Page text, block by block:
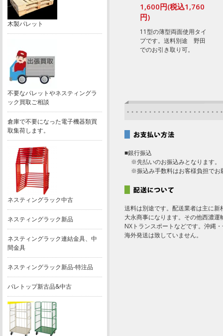
1,600円(税込1,760
円)
11型の薄型両面使用タイ
プです。送料別途 野田
でのお引き取り可。
■銀行振込
※先払いのお振込みとなります。
※振込み手数料はお客様負担でお
送料は別途です。配送業者は主に
大永商事になります。その他西濃
NXトランスポートなどです。沖縄
海外発送は致していません。
木製パレット
不要なパレットやネスティングラ
ック買取ご相談
倉庫で不要になった電子機器類買
取集荷します。
ネスティングラック中古
ネスティングラック新品
ネスティングラック連結金具、中
間金具
ネスティングラック新品-特注品
パレトップ新古品&中古